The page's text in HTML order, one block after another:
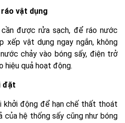
vật dụng
được rửa sạch, để ráo nước
xếp vật dụng ngay ngắn, không
chảy vào bóng sấy, điện trở
hiệu quả hoạt động.
đặt
động để hạn chế thất thoát
của hệ thống sấy cũng như bóng